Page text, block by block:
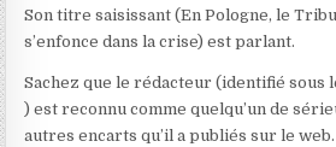
Son titre saisissant (En Pologne, le
s’enfonce dans la crise) est parlant.
Sachez que le rédacteur (identifié sous
) est reconnu comme quelqu’un de
autres encarts qu’il a publiés sur le web.